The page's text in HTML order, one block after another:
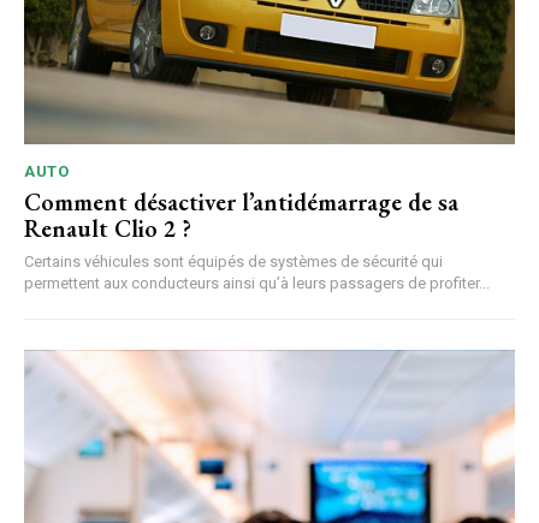
AUTO
Comment désactiver l’antidémarrage de sa
Renault Clio 2 ?
Certains véhicules sont équipés de systèmes de sécurité qui
permettent aux conducteurs ainsi qu’à leurs passagers de profiter...